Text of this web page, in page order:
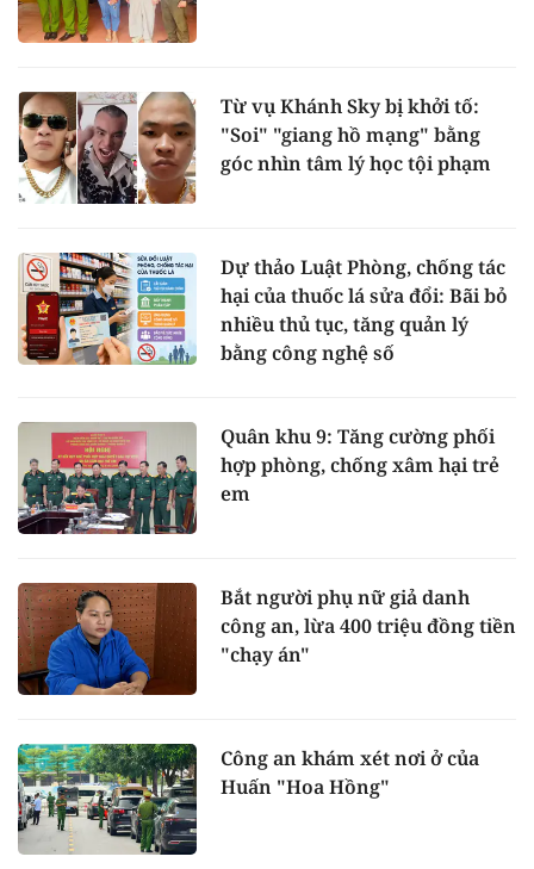
Từ vụ Khánh Sky bị khởi tố:
"Soi" "giang hồ mạng" bằng
góc nhìn tâm lý học tội phạm
Dự thảo Luật Phòng, chống tác
hại của thuốc lá sửa đổi: Bãi bỏ
nhiều thủ tục, tăng quản lý
bằng công nghệ số
Quân khu 9: Tăng cường phối
hợp phòng, chống xâm hại trẻ
em
Bắt người phụ nữ giả danh
công an, lừa 400 triệu đồng tiền
"chạy án"
Công an khám xét nơi ở của
Huấn "Hoa Hồng"